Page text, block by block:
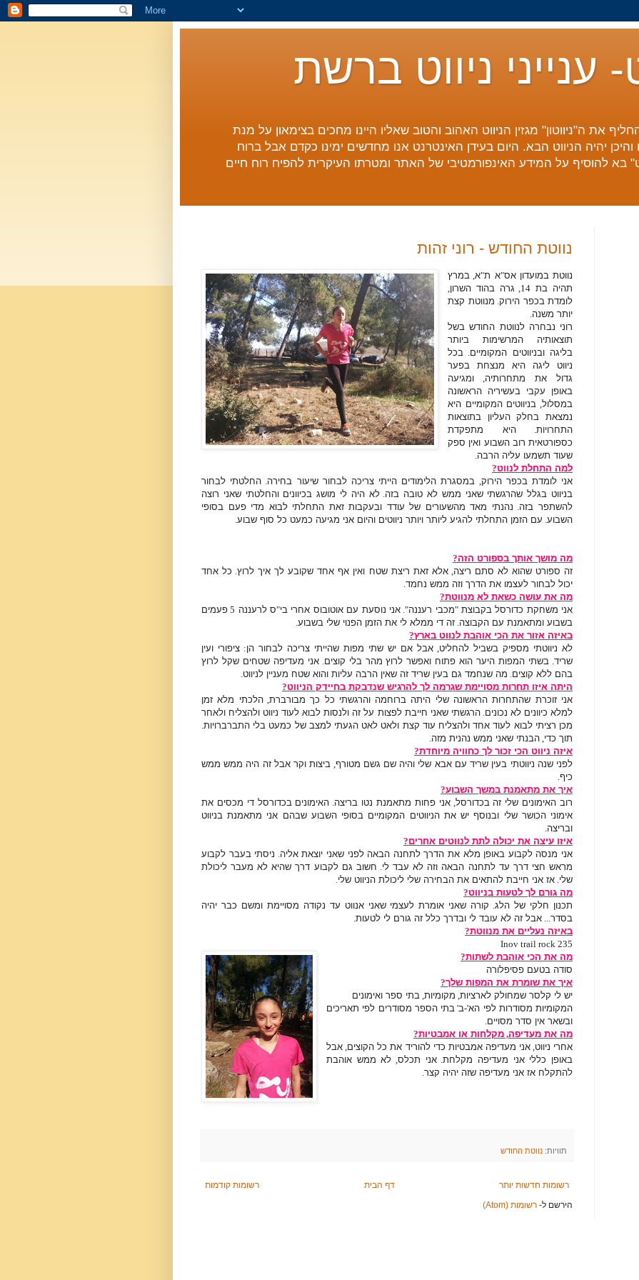
ענייני ניווט ברשת
את ה"ניווטון" מגזין הניווט האהוב והטוב שאליו היינו מחכים בצימאון על מנת
יהיה הניווט הבא. היום בעידן האינטרנט אנו מחדשים ימינו כקדם אבל ברוח
בא להוסיף על המידע האינפורמטיבי של האתר ומטרתו העיקרית להפיח רוח חיים
נווטת החודש - רוני זהות
נווטת במועדון אס"א ת"א, במרץ
תהיה בת 14, גרה בהוד השרון,
לומדת בכפר הירוק. מנווטת קצת
יותר משנה.
רוני נבחרה לנווטת החודש בשל
תוצאותיה המרשימות ביותר
בליגה ובניווטים המקומיים. בכל
ניווט ליגה היא מנצחת בפער
גדול את מתחרותיה, ומגיעה
באופן עקבי בעשיריה הראשונה
במסלול, בניווטים המקומיים היא
נמצאת בחלק העליון בתוצאות
התחרויות.היא מתפקדת
כספורטאית רוב השבוע ואין ספק
שעוד תשמעו עליה הרבה.
למה התחלת לנווט?
אני לומדת בכפר הירוק, במסגרת הלימודים הייתי צריכה לבחור שיעור בחירה. החלטתי לבחור
בניווט בגלל שהרגשתי שאני ממש לא טובה בזה.לא היה לי מושג בכיוונים והחלטתי שאני רוצה
להשתפר בזה. נהנתי מאד מהשעורים של עודד ובעקבות זאת התחלתי לבוא מדי פעם בסופי
השבוע. עם הזמן התחלתי להגיע ליותר ויותר ניווטים והיום אני מגיעה כמעט כל סוף שבוע.
מה מושך אותך בספורט הזה?
זה ספורט שהוא לא סתם ריצה,אלא זאת ריצת שטח ואין אף אחד שקובע לך איך לרוץ. כל אחד
יכול לבחור לעצמו את הדרך וזה ממש נחמד.
מה את עושה כשאת לא מנווטת?
אני משחקת כדורסל בקבוצת"מכבי רעננה".אני נוסעת עם אוטובוס אחרי בי"ס לרעננה 5 פעמים
בשבוע ומתאמנת עם הקבוצה. זה די ממלא לי את הזמן הפנוי שלי בשבוע.
באיזה אזור את הכי אוהבת לנווט בארץ?
לא ניווטתי מספיק בשביל להחליט, אבל אם יש שתי מפות שהייתי צריכה לבחור הן: ציפורי ועין
שריד. בשתי המפות היער הוא פתוח ואפשר לרוץ מהר בלי קוצים.אני מעדיפה שטחים שקל לרוץ
בהם ללא קוצים. מה שנחמד גם בעין שריד זה שאין הרבה עליות והוא שטח מעניין לניווט.
היתה איזו תחרות מסויימת שגרמה לך להרגיש שנדבקת בחיידק הניווט?
אני זוכרת שהתחרות הראשונה שלי היתה ברוחמה והרגשתי כל כך מבורברת,הלכתי מלא זמן
למלא כיוונים לא נכונים.הרגשתי שאני חייבת לפצות על זה ולנסות לבוא לעוד ניווט ולהצליח ולאחר
מכן רציתי לבוא לעוד אחד ולהצליח עוד קצת ולאט לאט הגעתי למצב של כמעט בלי התברברויות.
תוך כדי, הבנתי שאני ממש נהנית מזה.
איזה ניווט הכי זכור לך כחוויה מיוחדת?
לפני שנה ניווטתי בעין שריד עם אבא שלי והיה שם גשם מטורף, ביצות וקר אבל זה היה ממש ממש
כיף.
איך את מתאמנת במשך השבוע?
רוב האימונים שלי זה בכדורסל,אני פחות מתאמנת נטו בריצה. האימונים בכדורסל די מכסים את
אימוני הכושר שלי ובנוסף יש את הניווטים המקומיים בסופי השבוע שבהם אני מתאמנת בניווט
ובריצה.
איזו עיצה את יכולה לתת לנווטים אחרים?
אני מנסה לקבוע באופן מלא את הדרך לתחנה הבאה לפני שאני יוצאת אליה. ניסתי בעבר לקבוע
מראש חצי דרך עד לתחנה הבאה וזה לא עבד לי. חשוב גם לקבוע דרך שהיא לא מעבר ליכולת
שלי. אז אני חייבת להתאים את הבחירה שלי ליכולת הניווט שלי.
מה גורם לך לטעות בניווט?
תכנון חלקי של הלג. קורה שאני אומרת לעצמי שאני אנווט עד נקודה מסויימת ומשם כבר יהיה
בסדר... אבל זה לא עובד לי ובדרך כלל זה גורם לי לטעות.
באיזה נעליים את מנווטת?
Inov trail rock 235
מה את הכי אוהבת לשתות?
סודה בטעם פסיפלורה
איך את שומרת את המפות שלך?
יש לי קלסר שמחולק לארציות, מקומיות, בתי ספר ואימונים
המקומיות מסודרות לפי הא'-ב' בתי הספר מסודרים לפי תאריכים
ובשאר אין סדר מסויים.
מה את מעדיפה, מקלחות או אמבטיות?
אחרי ניווט,אני מעדיפה אמבטיות כדי להוריד את כל הקוצים, אבל
באופן כללי אני מעדיפה מקלחת.אני תכלס, לא ממש אוהבת
להתקלח אז אני מעדיפה שזה יהיה קצר.
תוויות: נווטת החודש
רשומות חדשות יותר רשומות קודמות
דף הבית
הירשם ל- רשומות (Atom)